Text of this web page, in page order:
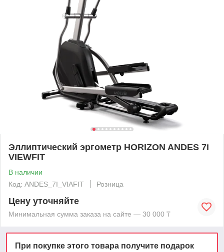
Эллиптический эргометр HORIZON ANDES 7i
VIEWFIT
В наличии
Код: ANDES_7I_VIAFIT
Розница
Цену уточняйте
Минимальная сумма заказа на сайте — 30 000 ₸
При покупке этого товара получите подарок